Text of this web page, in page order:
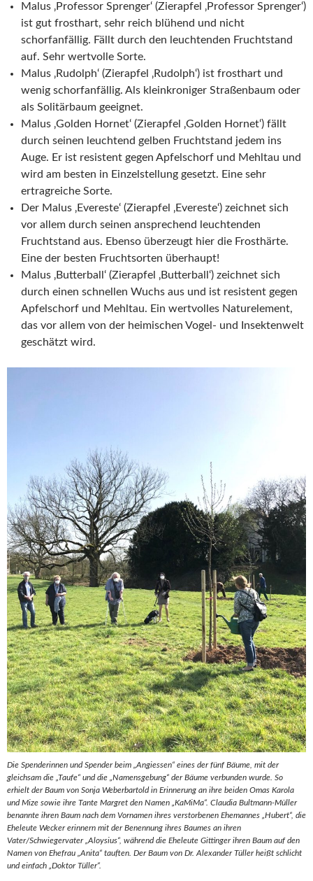
Malus ‚Professor Sprenger‘ (Zierapfel ‚Professor Sprenger‘)
ist gut frosthart, sehr reich blühend und nicht
schorfanfällig. Fällt durch den leuchtenden Fruchtstand
auf. Sehr wertvolle Sorte.
Malus ‚Rudolph‘ (Zierapfel ‚Rudolph‘) ist frosthart und
wenig schorfanfällig. Als kleinkroniger Straßenbaum oder
als Solitärbaum geeignet.
Malus ‚Golden Hornet‘ (Zierapfel ‚Golden Hornet‘) fällt
durch seinen leuchtend gelben Fruchtstand jedem ins
Auge. Er ist resistent gegen Apfelschorf und Mehltau und
wird am besten in Einzelstellung gesetzt. Eine sehr
ertragreiche Sorte.
Der Malus ‚Evereste‘ (Zierapfel ‚Evereste‘) zeichnet sich
vor allem durch seinen ansprechend leuchtenden
Fruchtstand aus. Ebenso überzeugt hier die Frosthärte.
Eine der besten Fruchtsorten überhaupt!
Malus ‚Butterball‘ (Zierapfel ‚Butterball‘) zeichnet sich
durch einen schnellen Wuchs aus und ist resistent gegen
Apfelschorf und Mehltau. Ein wertvolles Naturelement,
das vor allem von der heimischen Vogel- und Insektenwelt
geschätzt wird.
Die Spenderinnen und Spender beim „Angiessen“ eines der fünf Bäume, mit der
gleichsam die „Taufe“ und die „Namensgebung“ der Bäume verbunden wurde. So
erhielt der Baum von Sonja Weberbartold in Erinnerung an ihre beiden Omas Karola
und Mize sowie ihre Tante Margret den Namen „KaMiMa“. Claudia Bultmann-Müller
benannte ihren Baum nach dem Vornamen ihres verstorbenen Ehemannes „Hubert“, die
Eheleute Wecker erinnern mit der Benennung ihres Baumes an ihren
Vater/Schwiegervater „Aloysius“, während die Eheleute Gittinger ihren Baum auf den
Namen von Ehefrau „Anita“ tauften. Der Baum von Dr. Alexander Tüller heißt schlicht
und einfach „Doktor Tüller“.